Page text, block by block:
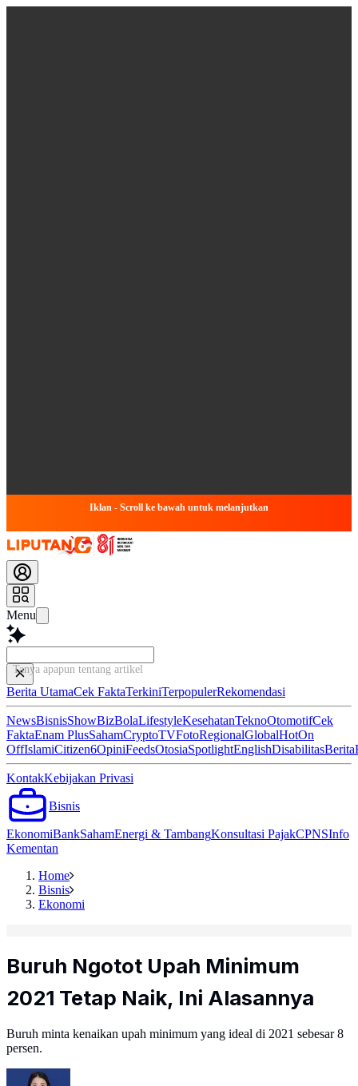
Iklan - Scroll ke bawah untuk melanjutkan
Menu
Tanya apapun tentang artikel ini...
Berita UtamaCek FaktaTerkiniTerpopulerRekomendasi
NewsBisnisShowBizBolaLifestyleKesehatanTeknoOtomotifCek
FaktaEnam PlusSahamCryptoTVFotoRegionalGlobalHotOn
OffIslamiCitizen6OpiniFeedsOtosiaSpotlightEnglishDisabilitasBerita
KontakKebijakan Privasi
Bisnis
EkonomiBankSahamEnergi & TambangKonsultasi PajakCPNSInfo
Kementan
Home
Bisnis
Ekonomi
Buruh Ngotot Upah Minimum
2021 Tetap Naik, Ini Alasannya
Buruh minta kenaikan upah minimum yang ideal di 2021 sebesar 8
persen.